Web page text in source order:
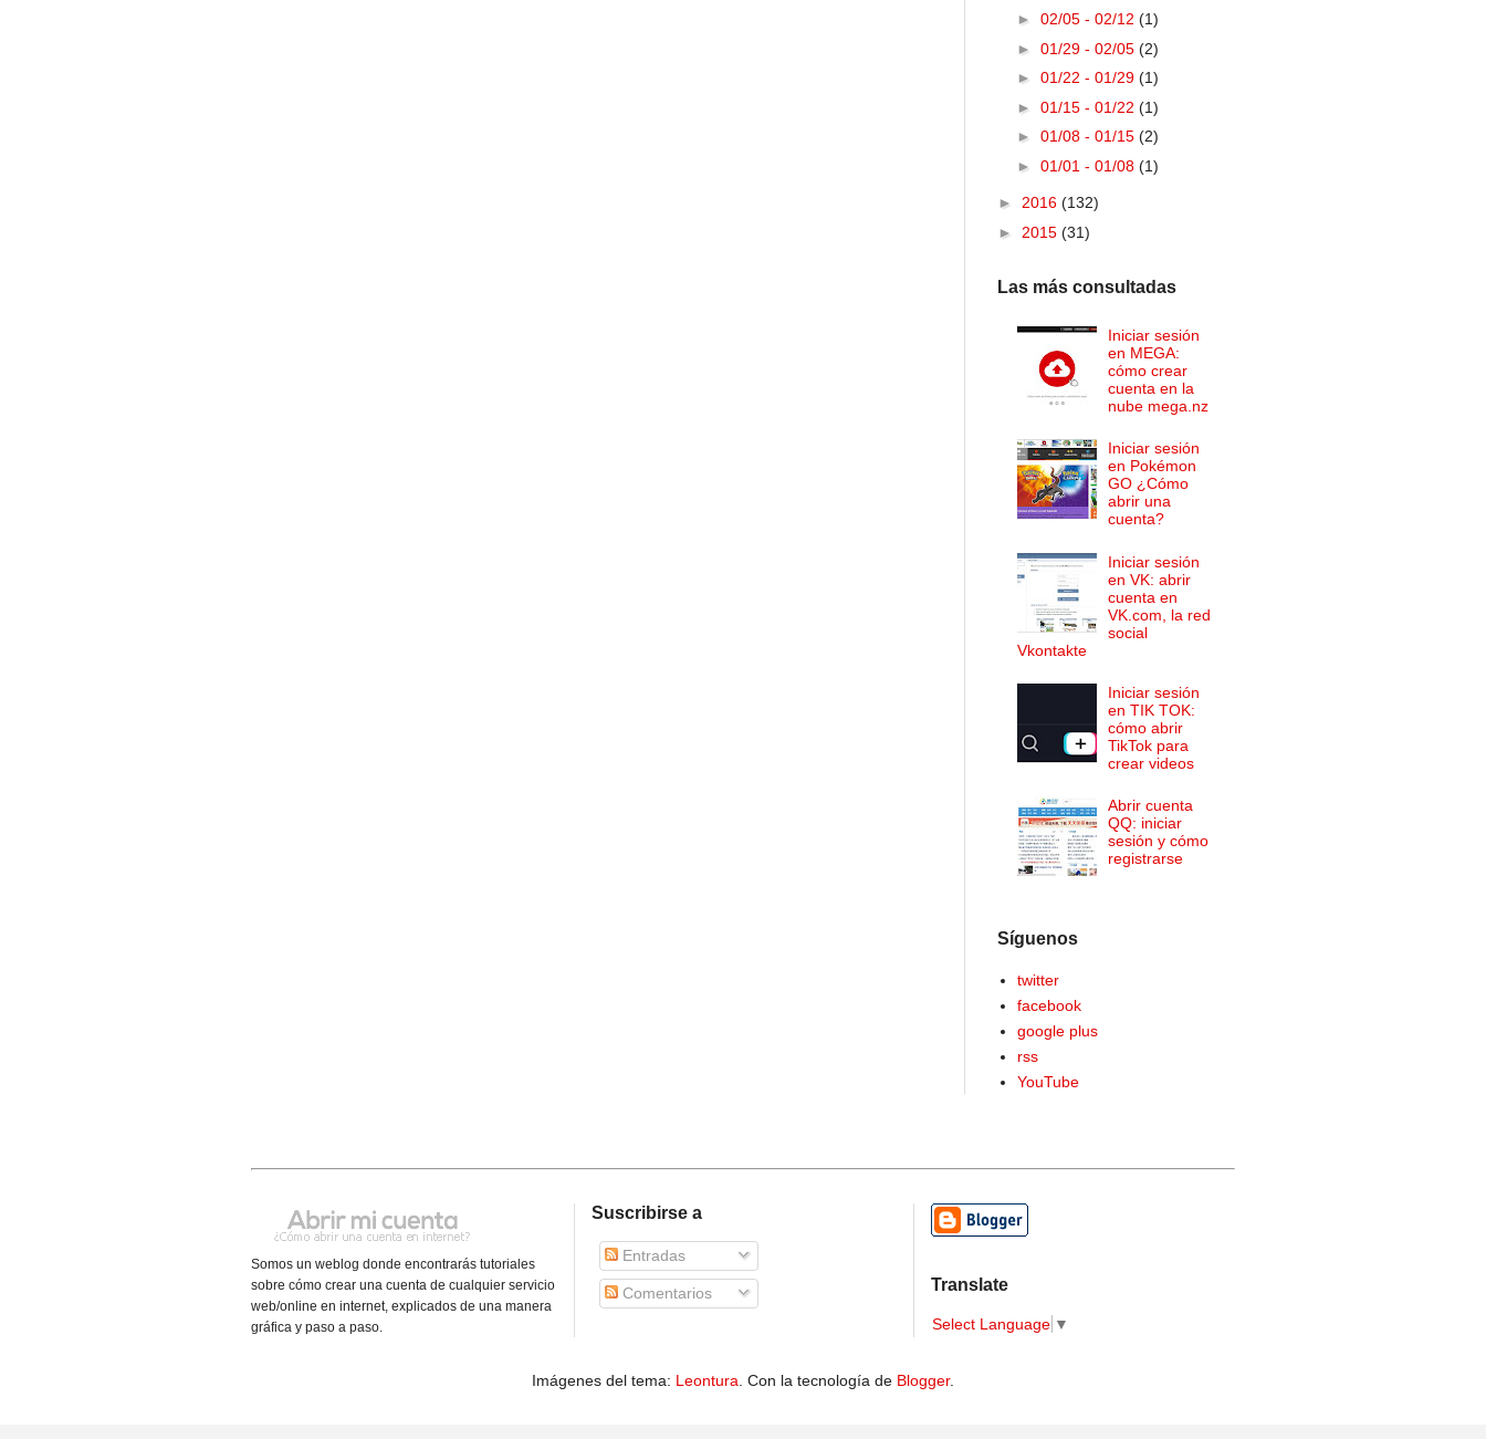
► 02/05 - 02/12 (1)
► 01/29 - 02/05 (2)
► 01/22 - 01/29 (1)
► 01/15 - 01/22 (1)
► 01/08 - 01/15 (2)
► 01/01 - 01/08 (1)
► 2016 (132)
► 2015 (31)
Las más consultadas
Iniciar sesión
en MEGA:
cómo crear
cuenta en la
nube mega.nz
Iniciar sesión
en Pokémon
GO ¿Cómo
abrir una
cuenta?
Iniciar sesión
en VK: abrir
cuenta en
VK.com, la red
social
Vkontakte
Iniciar sesión
en TIK TOK:
cómo abrir
TikTok para
crear videos
Abrir cuenta
QQ: iniciar
sesión y cómo
registrarse
Síguenos
twitter
facebook
google plus
rss
YouTube
Somos un weblog donde encontrarás tutoriales
sobre cómo crear una cuenta de cualquier servicio
web/online en internet, explicados de una manera
gráfica y paso a paso.
Suscribirse a
Entradas
Comentarios Translate
Select Language ▼
Imágenes del tema: Leontura . Con la tecnología de Blogger.